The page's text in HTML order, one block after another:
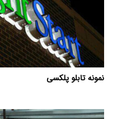
نمونه تابلو پلکسی